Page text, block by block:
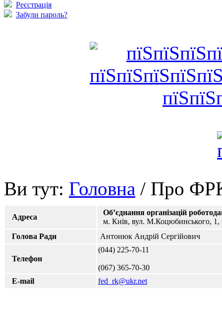
Реєстрація
Забули пароль?
Ви тут: Головна / Про
Адреса
Об’єднання організацій
м. Київ, вул. М.Коцюбинського, 1,
Голова Ради
Антонюк Андрій Сергійович
Телефон
(044) 225-70-11
(067) 365-70-30
Е-mail
fed_rk@ukr.net